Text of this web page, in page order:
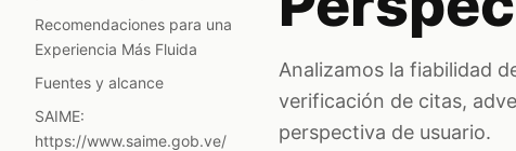
Recomendaciones para una
Experiencia Más Fluida
Fuentes y alcance
SAIME:
https://www.saime.gob.ve/
Analizamos la fiabilidad
verificación de citas,
perspectiva de usuario.